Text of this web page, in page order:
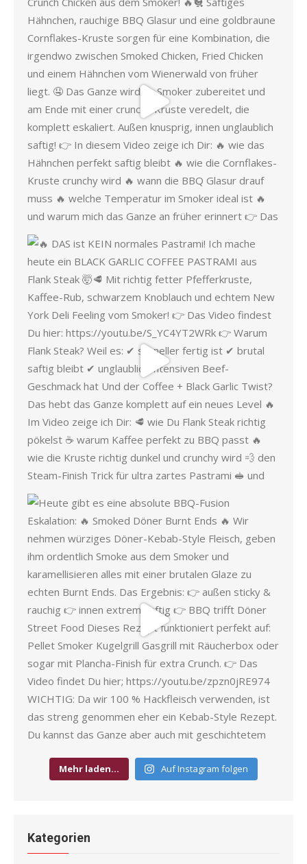
Mehr laden… Auf Instagram folgen
Kategorien